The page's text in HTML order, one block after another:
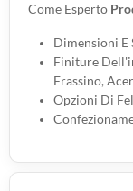
Come Esperto
Dimensioni E
Finiture
Frassino,
Opzioni Di